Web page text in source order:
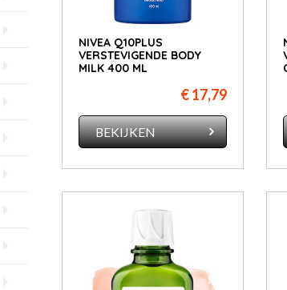
NIVEA Q10PLUS
VERSTEVIGENDE BODY
MILK 400 ML
€ 17,79
BEKIJKEN